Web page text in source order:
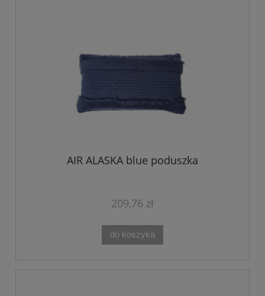
AIR ALASKA blue poduszka
209,76 zł
do koszyka